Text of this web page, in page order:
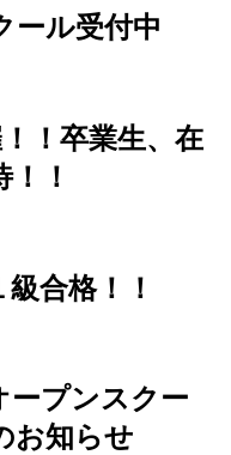
ール受付中
！卒業生、在
！
級合格！！
ープンスクー
お知らせ